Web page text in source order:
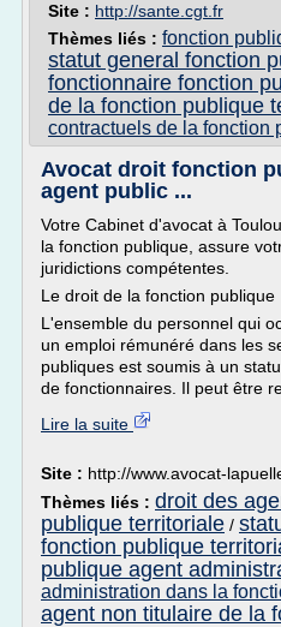
Site : http://sante.cgt.fr
Thèmes liés : fonction
statut general fonction
fonctionnaire fonction
de la fonction publique
contractuels de la fonction
Avocat droit fonction
agent public ...
Votre Cabinet d'avocat à
la fonction publique, assure
juridictions compétentes.
Le droit de la fonction publique
L'ensemble du personnel qui
un emploi rémunéré dans les
publiques est soumis à un
de fonctionnaires. Il peut être
Lire la suite
Site : http://www.avocat-
Thèmes liés : droit des
publique territoriale /
fonction publique
publique agent
administration dans la
agent non titulaire de la